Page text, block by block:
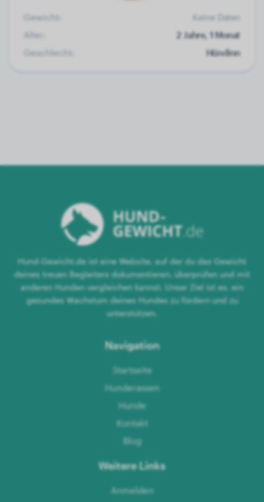
Gewicht:
Keine Daten
Alter:
2 Jahre, 1 Monat
Geschlecht:
Hündinn
Hund-Gewicht.de ist eine Website, auf der du das Gewicht
deines treuen Begleiters dokumentieren, überprüfen und mit
anderen Hunden vergleichen kannst. Unser Ziel ist es, ein
gesundes Wachstum deines Hundes zu fördern und zu
unterstützen.
Navigation
Startseite
Hunderassen
Hunde
Kontakt
Blog
Weitere Links
Anmelden